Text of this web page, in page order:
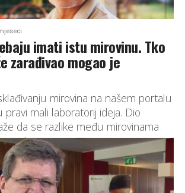
imati istu mirovinu. Tko
zarađivao mogao je
mirovina na našem portalu
mali laboratorij ideja. Dio
da se razlike među mirovinama
pa i...